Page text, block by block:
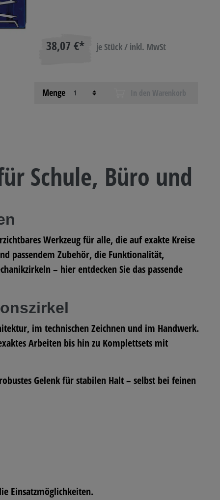
38,07 €* je Stück / inkl. MwSt
Menge In den Warenkorb
Schule, Büro und
Werkzeug für alle, die auf exakte Kreise
passendem Zubehör, die Funktionalität,
– hier entdecken Sie das passende
im technischen Zeichnen und im Handwerk.
Arbeiten bis hin zu Komplettsets mit
Gelenk für stabilen Halt – selbst bei feinen
Einsatzmöglichkeiten.